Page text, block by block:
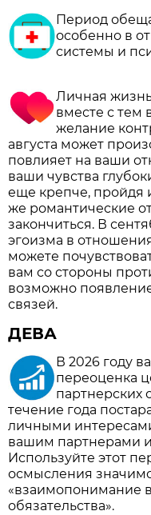
Период
особенно в
системы и
Личная
вместе с тем
желание
августа может
повлияет на ваши
ваши чувства
еще крепче, пройдя
же романтические
закончиться. В
эгоизма в
можете
вам со стороны
возможно
связей.
ДЕВА
В 2026 году
переоценка
партнерских
течение года
личными
вашим партнерами
Используйте этот
осмысления
«взаимопонимание
обязательства».